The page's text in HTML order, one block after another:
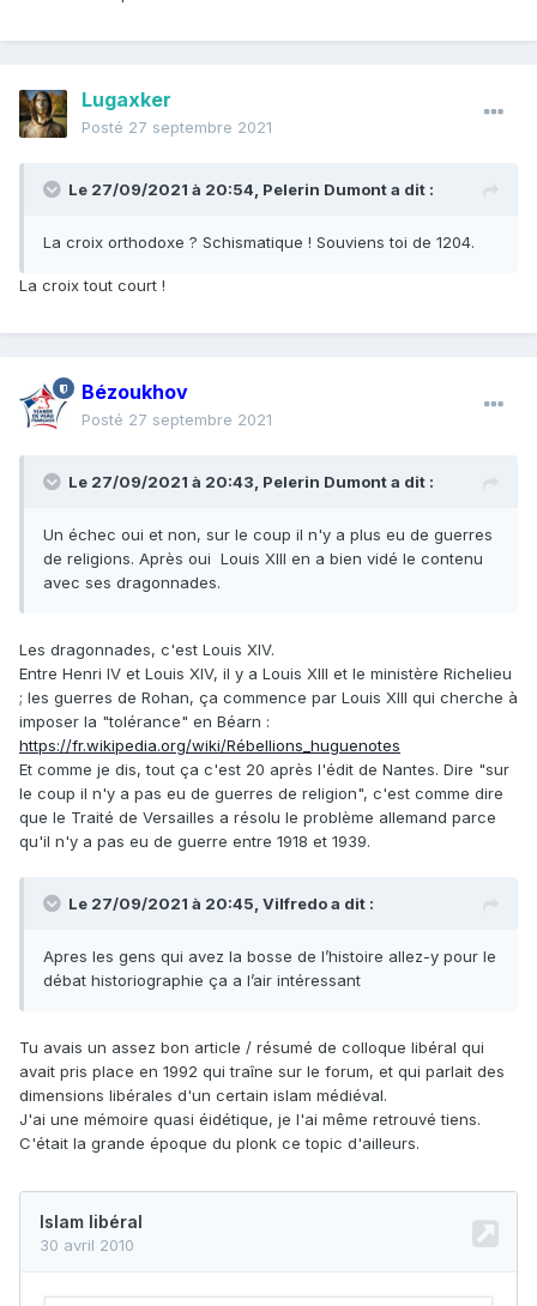
Lugaxker
Posté 27 septembre 2021
Le 27/09/2021 à 20:54, Pelerin Dumonta dit :
La croix orthodoxe ? Schismatique ! Souviens toi de 1204.
La croix tout court !
Bézoukhov
Posté 27 septembre 2021
Le 27/09/2021 à 20:43, Pelerin Dumonta dit :
Un échec oui et non, sur le coup il n'y a plus eu de guerres
de religions. Après oui Louis XIII en a bien vidé le contenu
avec ses dragonnades.
Les dragonnades, c'est Louis XIV.
Entre Henri IV et Louis XIV, il y a Louis XIII et le ministère Richelieu
; les guerres de Rohan, ça commence par Louis XIII qui cherche à
imposer la "tolérance" en Béarn :
https://fr.wikipedia.org/wiki/Rébellions_huguenotes
Et comme je dis, tout ça c'est 20 après l'édit de Nantes. Dire "sur
le coup il n'y a pas eu de guerres de religion", c'est comme dire
que le Traité de Versailles a résolu le problème allemand parce
qu'il n'y a pas eu de guerre entre 1918 et 1939.
Le 27/09/2021 à 20:45, Vilfredoa dit :
Apres les gens qui avez la bosse de l’histoire allez-y pour le
débat historiographie ça a l’air intéressant
Tu avais un assez bon article / résumé de colloque libéral qui
avait pris place en 1992 qui traîne sur le forum, et qui parlait des
dimensions libérales d'un certain islam médiéval.
J'ai une mémoire quasi éidétique, je l'ai même retrouvé tiens.
C'était la grande époque du plonk ce topic d'ailleurs.